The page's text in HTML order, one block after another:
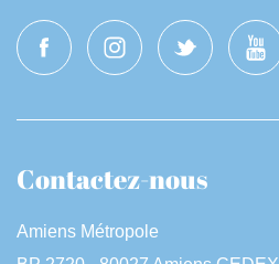
Contactez-nous
Amiens Métropole